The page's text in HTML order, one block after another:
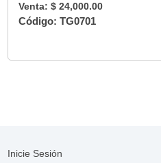
Venta: $ 24,000.00
Código: TG0701
Inicie Sesión